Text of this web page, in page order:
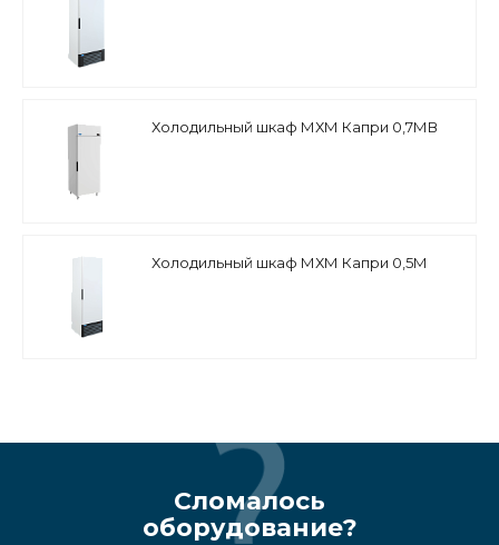
Холодильный шкаф МХМ Капри 0,7МВ
Холодильный шкаф МХМ Капри 0,5М
Сломалось
оборудование?